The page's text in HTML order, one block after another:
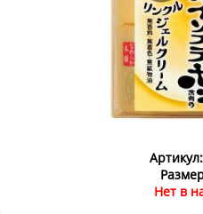
Артикул:
Нет в